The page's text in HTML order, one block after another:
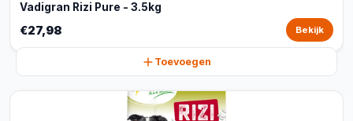
Vadigran Rizi Pure - 3.5kg
€27,98 Bekijk
Toevoegen